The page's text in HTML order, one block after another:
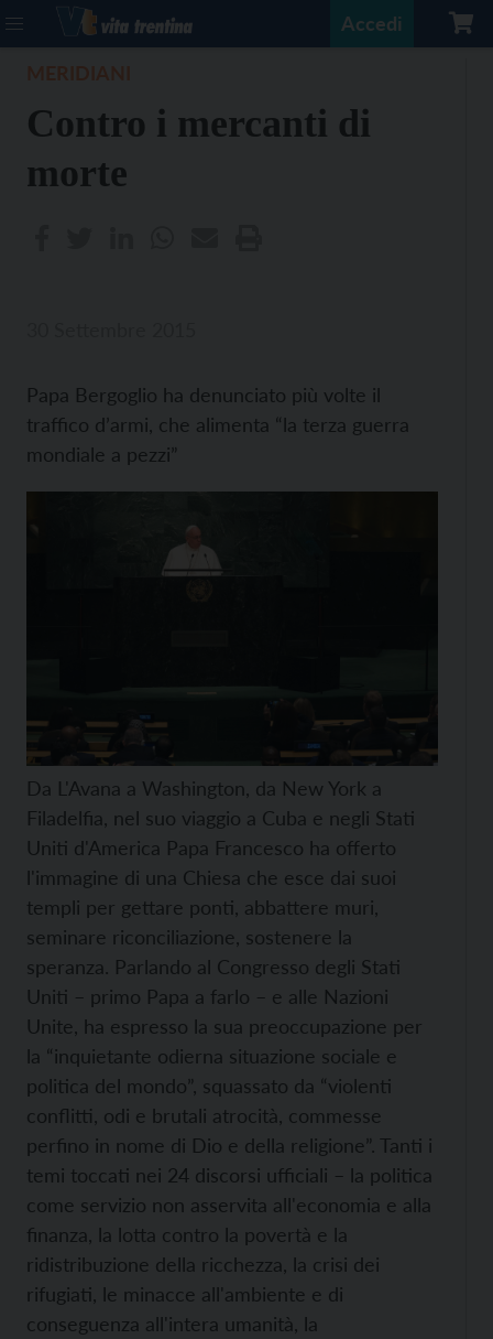
Accedi
Contro i mercanti di
morte
Papa Bergoglio ha denunciato più volte il
traffico d’armi, che alimenta “la terza guerra
mondiale a pezzi”
Da L'Avana a Washington, da New York a
Filadelfia, nel suo viaggio a Cuba e negli Stati
Uniti d'America Papa Francesco ha offerto
l'immagine di una Chiesa che esce dai suoi
templi per gettare ponti, abbattere muri,
seminare riconciliazione, sostenere la
speranza. Parlando al Congresso degli Stati
Uniti – primo Papa a farlo – e alle Nazioni
Unite, ha espresso la sua preoccupazione per
la “inquietante odierna situazione sociale e
politica del mondo”, squassato da “violenti
conflitti, odi e brutali atrocità, commesse
perfino in nome di Dio e della religione”. Tanti i
temi toccati nei 24 discorsi ufficiali – la politica
come servizio non asservita all'economia e alla
finanza, la lotta contro la povertà e la
ridistribuzione della ricchezza, la crisi dei
rifugiati, le minacce all'ambiente e di
conseguenza all'intera umanità, la